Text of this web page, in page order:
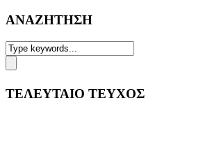
ΑΝΑΖΗΤΗΣΗ
ΤΕΛΕΥΤΑΙΟ ΤΕΥΧΟΣ